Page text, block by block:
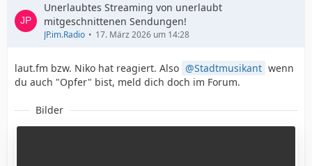
Unerlaubtes Streaming von unerlaubt
mitgeschnittenen Sendungen!
JP.im.Radio 17. März 2026 um 14:28
laut.fm bzw. Niko hat reagiert. Also Stadtmusikant wenn
du auch "Opfer" bist, meld dich doch im Forum.
Bilder